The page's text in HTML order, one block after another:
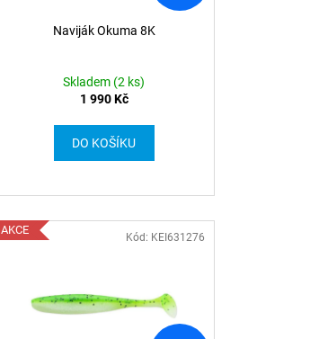
Naviják Okuma 8K
Skladem (2 ks)
1 990 Kč
DO KOŠÍKU
AKCE
Kód: KEI631276